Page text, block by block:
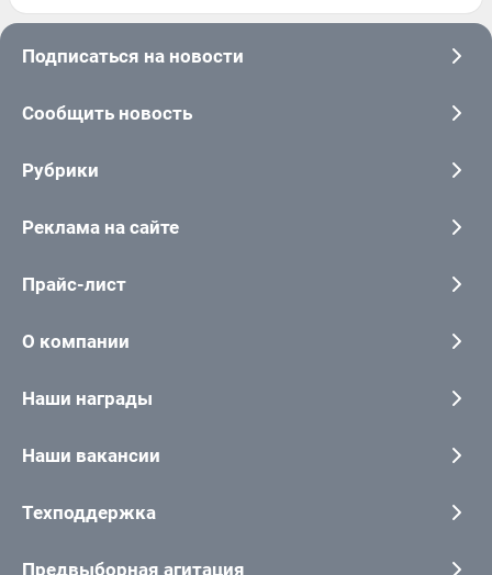
Подписаться на новости
Сообщить новость
Рубрики
Реклама на сайте
Прайс-лист
О компании
Наши награды
Наши вакансии
Техподдержка
Предвыборная агитация